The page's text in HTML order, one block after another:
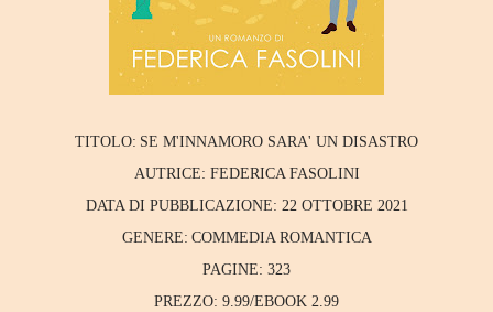
TITOLO: SE M'INNAMORO SARA' UN DISASTRO
AUTRICE: FEDERICA FASOLINI
DATA DI PUBBLICAZIONE: 22 OTTOBRE 2021
GENERE: COMMEDIA ROMANTICA
PAGINE: 323
PREZZO: 9.99/EBOOK 2.99